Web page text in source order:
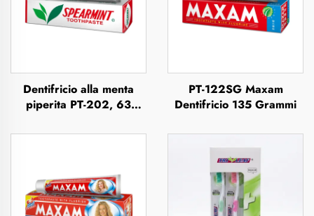
Dentifricio alla menta
piperita PT-202, 63
PT-122SG Maxam
Dentifricio 135 Grammi